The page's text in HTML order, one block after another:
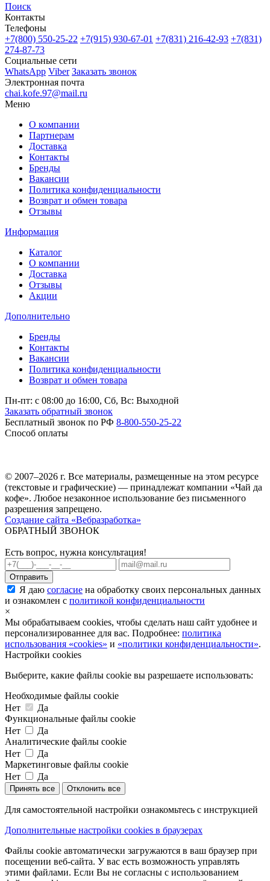
Поиск
Контакты
Телефоны
+7(800) 550-25-22 +7(915) 930-67-01 +7(831) 216-42-93 +7(831)
274-87-73
Социальные сети
WhatsApp Viber Заказать звонок
Электронная почта
chai.kofe.97@mail.ru
Меню
О компании
Партнерам
Доставка
Контакты
Бренды
Вакансии
Политика конфиденциальности
Возврат и обмен товара
Отзывы
Информация
Каталог
О компании
Доставка
Отзывы
Акции
Дополнительно
Бренды
Контакты
Вакансии
Политика конфиденциальности
Возврат и обмен товара
Пн-пт: c 08:00 до 16:00, Сб, Вс: Выходной
Заказать обратный звонок
Бесплатный звонок по РФ 8-800-550-25-22
Способ оплаты
© 2007–2026 г. Все материалы, размещенные на этом ресурсе
(текстовые и графические) — принадлежат компании «Чай да
кофе». Любое незаконное использование без письменного
разрешения запрещено.
Создание сайта «Вебразработка»
ОБРАТНЫЙ ЗВОНОК
Есть вопрос, нужна консультация!
Я даю согласие на обработку своих персональных данных
и ознакомлен с политикой конфиденциальности
×
Мы обрабатываем cookies, чтобы сделать наш сайт удобнее и
персонализированнее для вас. Подробнее: политика
использования «cookies» и «политики конфиденциальности».
Настройки cookies
Выберите, какие файлы cookie вы разрешаете использовать:
Необходимые файлы cookie
Нет
Да
Функциональные файлы cookie
Нет
Да
Аналитические файлы cookie
Нет
Да
Маркетинговые файлы cookie
Нет
Да
Принять все Отклонить все
Для самостоятельной настройки ознакомьтесь с инструкцией
Дополнительные настройки cookies в браузерах
Файлы cookie автоматически загружаются в ваш браузер при
посещении веб-сайта. У вас есть возможность управлять
этими файлами. Если Вы не согласны с использованием